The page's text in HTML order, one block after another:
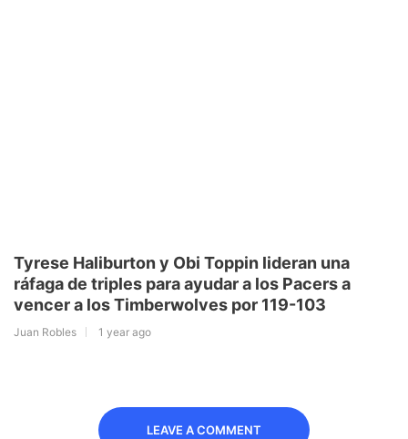
Tyrese Haliburton y Obi Toppin lideran una
ráfaga de triples para ayudar a los Pacers a
vencer a los Timberwolves por 119-103
Juan Robles 1 year ago
LEAVE A COMMENT